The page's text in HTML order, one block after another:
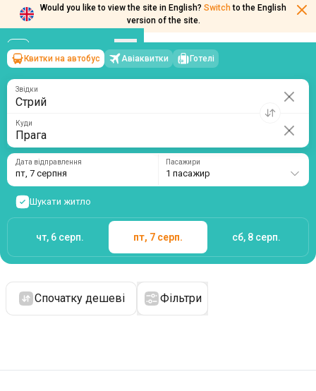
Would you like to view the site in English? Switch to the English
version of the site.
Стрий →Прага
пт, 7 серпня/1 пасажир
Квитки на автобус Авіаквитки Готелі
Звідки
Куди
Дата відправлення
пт, 7 серпня
Пасажири
1 пасажир
Шукати житло
чт, 6 серп. пт, 7 серп. сб, 8 серп.
Спочатку дешеві Фільтри